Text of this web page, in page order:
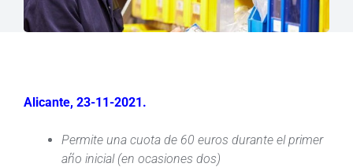
Alicante, 23-11-2021.
Permite una cuota de 60 euros durante el primer
año inicial (en ocasiones dos)